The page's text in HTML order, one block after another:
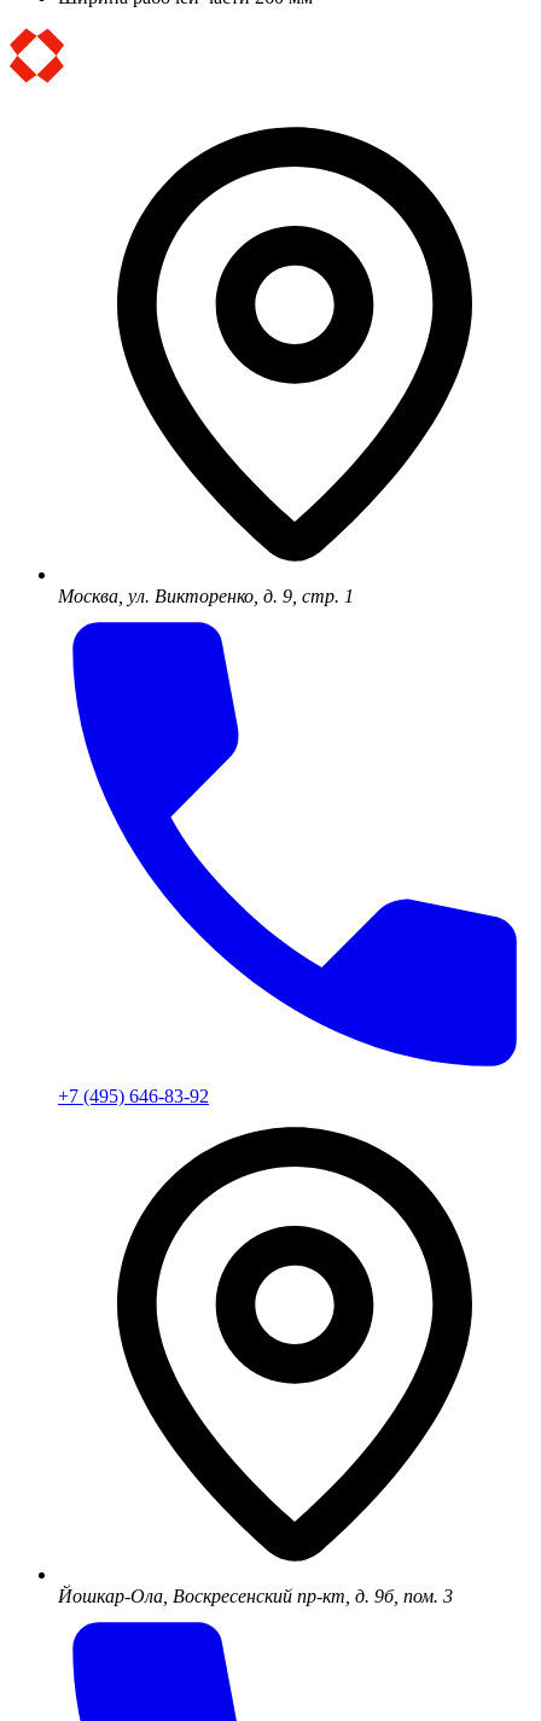
Москва, ул. Викторенко, д. 9, стр. 1
+7 (495) 646-83-92
Йошкар-Ола, Воскресенский пр-кт, д. 9б, пом. 3